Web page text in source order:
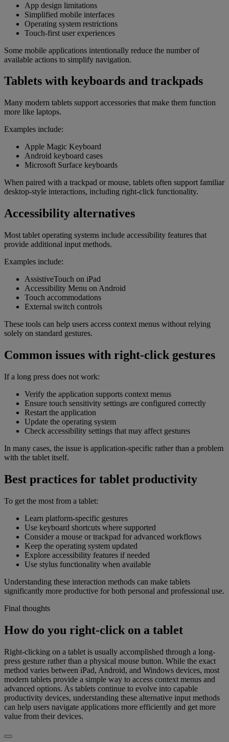
App design limitations
Simplified mobile interfaces
Operating system restrictions
Touch-first user experiences
Some mobile applications intentionally reduce the number of
available actions to simplify navigation.
Tablets with keyboards and trackpads
Many modern tablets support accessories that make them function
more like laptops.
Examples include:
Apple Magic Keyboard
Android keyboard cases
Microsoft Surface keyboards
When paired with a trackpad or mouse, tablets often support familiar
desktop-style interactions, including right-click functionality.
Accessibility alternatives
Most tablet operating systems include accessibility features that
provide additional input methods.
Examples include:
AssistiveTouch on iPad
Accessibility Menu on Android
Touch accommodations
External switch controls
These tools can help users access context menus without relying
solely on standard gestures.
Common issues with right-click gestures
If a long press does not work:
Verify the application supports context menus
Ensure touch sensitivity settings are configured correctly
Restart the application
Update the operating system
Check accessibility settings that may affect gestures
In many cases, the issue is application-specific rather than a problem
with the tablet itself.
Best practices for tablet productivity
To get the most from a tablet:
Learn platform-specific gestures
Use keyboard shortcuts where supported
Consider a mouse or trackpad for advanced workflows
Keep the operating system updated
Explore accessibility features if needed
Use stylus functionality when available
Understanding these interaction methods can make tablets
significantly more productive for both personal and professional use.
Final thoughts
How do you right-click on a tablet
Right-clicking on a tablet is usually accomplished through a long-
press gesture rather than a physical mouse button. While the exact
method varies between iPad, Android, and Windows devices, most
modern tablets provide a simple way to access context menus and
advanced options. As tablets continue to evolve into capable
productivity devices, understanding these alternative input methods
can help users navigate applications more efficiently and get more
value from their devices.